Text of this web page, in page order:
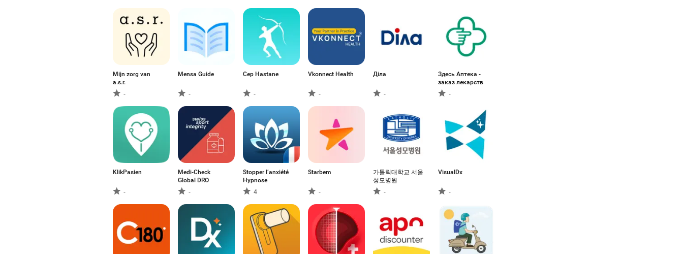
Mijn zorg van
a.s.r.
-
Mensa Guide
-
Cep Hastane
-
Vkonnect Health
-
Діла
-
Здесь Аптека -
заказ лекарств
-
KlikPasien
-
Medi-Check
Global DRO
-
Stopper l’anxiété
Hypnose
4
Starbem
-
가톨릭대학교 서울
성모병원
-
VisualDx
-